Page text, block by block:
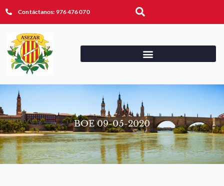
al
contenido
Contáctanos: 976 476 070 Buscar
BOE 09-05-2020